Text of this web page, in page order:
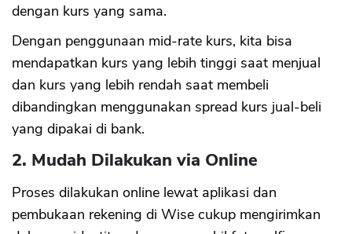
dengan kurs yang sama.
Dengan penggunaan mid-rate kurs, kita bisa
mendapatkan kurs yang lebih tinggi saat menjual
dan kurs yang lebih rendah saat membeli
dibandingkan menggunakan spread kurs jual-beli
yang dipakai di bank.
2. Mudah Dilakukan via Online
Proses dilakukan online lewat aplikasi dan
pembukaan rekening di Wise cukup mengirimkan